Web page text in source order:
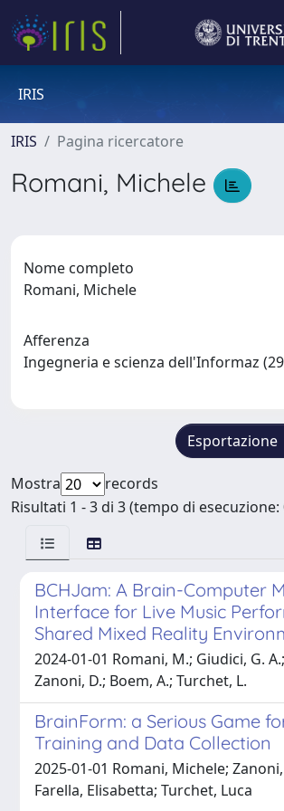
IRIS
IRIS Pagina ricercatore
Romani, Michele
Nome completo
Romani, Michele
Afferenza
Ingegneria e scienza dell'Informaz
Esportazione
Mostra
records
Risultati 1 - 3 di 3 (tempo di esecuzione:
BCHJam: A Brain-Computer
Interface for Live Music
Shared Mixed Reality
2024-01-01 Romani, M.; Giudici, G.
Zanoni, D.; Boem, A.; Turchet, L.
BrainForm: a Serious Game
Training and Data Collection
2025-01-01 Romani, Michele;
Farella, Elisabetta; Turchet, Luca